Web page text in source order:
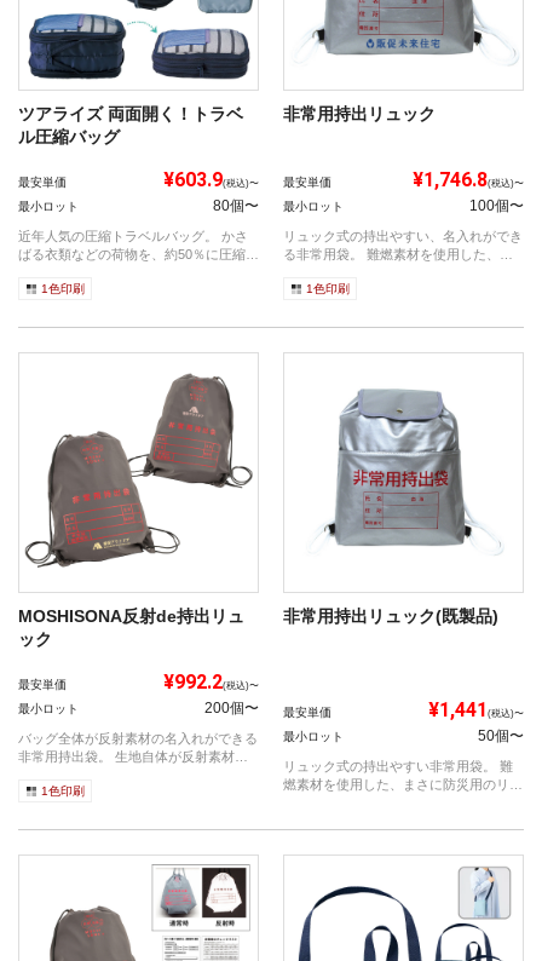
ツアライズ 両面開く！トラベ
ル圧縮バッグ
最安単価 ¥603.9(税込)〜
最小ロット 80個〜
近年人気の圧縮トラベルバッグ。 かさ
ばる衣類などの荷物を、約50％に圧縮し
1色印刷
非常用持出リュック
最安単価 ¥1,746.8(税込)〜
最小ロット 100個〜
リュック式の持出やすい、名入れができ
る非常用袋。 難燃素材を使用した、ま
1色印刷
MOSHISONA反射de持出リュ
ック
最安単価 ¥992.2(税込)〜
最小ロット 200個〜
バッグ全体が反射素材の名入れができる
非常用持出袋。 生地自体が反射素材な
1色印刷
非常用持出リュック(既製品)
最安単価 ¥1,441 (税込)〜
最小ロット 50個〜
リュック式の持出やすい非常用袋。 難
燃素材を使用した、まさに防災用のリュ